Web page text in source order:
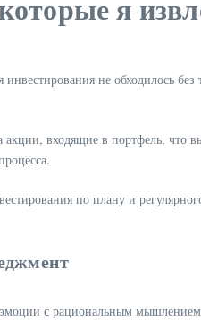
я
не обходилось
входящие в портфель, что
по плану и
с рациональным